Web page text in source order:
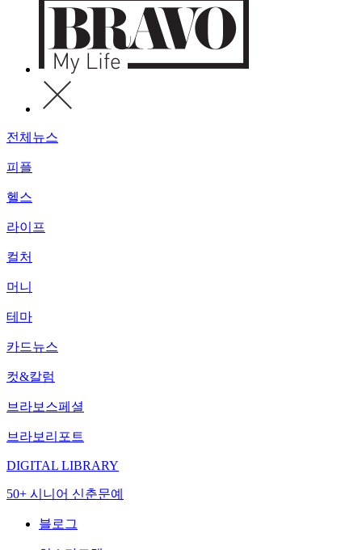
전체뉴스
피플
헬스
라이프
컬처
머니
테마
카드뉴스
컷&칼럼
브라보스페셜
브라보리포트
DIGITAL LIBRARY
50+ 시니어 신춘문예
블로그